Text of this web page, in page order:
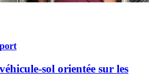
sur Linux.
sol orientée sur les